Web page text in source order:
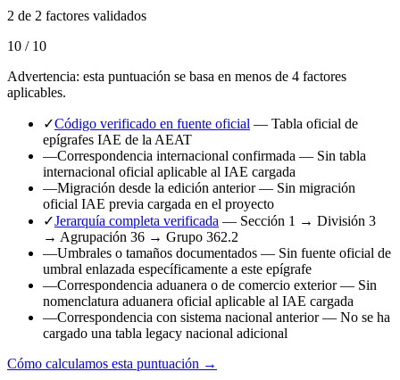
2 de 2 factores validados
10 / 10
Advertencia: esta puntuación se basa en menos de 4 factores
aplicables.
✓Código verificado en fuente oficial — Tabla oficial de
epígrafes IAE de la AEAT
—Correspondencia internacional confirmada — Sin tabla
internacional oficial aplicable al IAE cargada
—Migración desde la edición anterior— Sin migración
oficial IAE previa cargada en el proyecto
✓Jerarquía completa verificada — Sección 1 → División 3
→ Agrupación 36 → Grupo 362.2
—Umbrales o tamaños documentados — Sin fuente oficial de
umbral enlazada específicamente a este epígrafe
—Correspondencia aduanera o de comercio exterior— Sin
nomenclatura aduanera oficial aplicable al IAE cargada
—Correspondencia con sistema nacional anterior— No se ha
cargado una tabla legacy nacional adicional
Cómo calculamos esta puntuación →